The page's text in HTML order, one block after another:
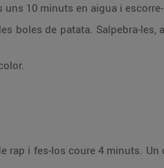
10 minuts en aigua i
boles de patata. Salpebra-les,
rap i fes-los coure 4 minuts.